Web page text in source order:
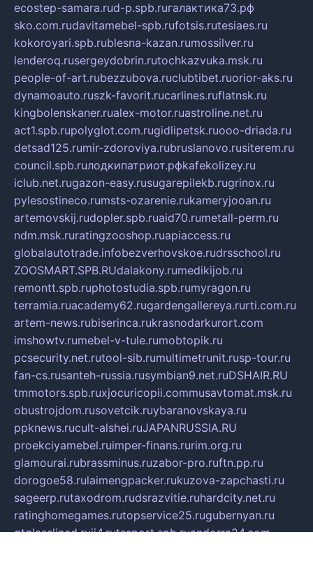
ecostep-samara.rud-p.spb.ruгалактика73.рф
sko.com.rudavitamebel-spb.rufotsis.rutesiaes.ru
kokoroyari.spb.rublesna-kazan.rumossilver.ru
lenderoq.rusergeydobrin.rutochkazvuka.msk.ru
people-of-art.rubezzubova.ruclubtibet.ruorior-aks.ru
dynamoauto.ruszk-favorit.rucarlines.ruflatnsk.ru
kingbolenskaner.rualex-motor.ruastroline.net.ru
act1.spb.rupolyglot.com.rugidlipetsk.ruooo-driada.ru
detsad125.rumir-zdoroviya.rubruslanovo.rusiterem.ru
council.spb.ruлодкипатриот.рфkafekolizey.ru
iclub.net.rugazon-easy.rusugarepilekb.rugrinox.ru
pylesostineco.rumsts-ozarenie.rukameryjooan.ru
artemovskij.rudopler.spb.ruaid70.rumetall-perm.ru
ndm.msk.ruratingzooshop.ruapiaccess.ru
globalautotrade.infobezverhovskoe.rudrsschool.ru
ZOOSMART.SPB.RUdalakony.rumedikijob.ru
remontt.spb.ruphotostudia.spb.rumyragon.ru
terramia.ruacademy62.rugardengallereya.rurti.com.ru
artem-news.rubiserinca.rukrasnodarkurort.com
imshowtv.rumebel-v-tule.rumobtopik.ru
pcsecurity.net.rutool-sib.rumultimetrunit.rusp-tour.ru
fan-cs.rusanteh-russia.rusymbian9.net.ruDSHAIR.RU
tmmotors.spb.ruxjocuricopii.commusavtomat.msk.ru
obustrojdom.rusovetcik.ruybaranovskaya.ru
ppknews.rucult-alshei.ruJAPANRUSSIA.RU
proekciyamebel.ruimper-finans.rurim.org.ru
glamourai.rubrassminus.ruzabor-pro.ruftn.pp.ru
dorogoe58.rulaimengpacker.rukuzova-zapchasti.ru
sageerp.rutaxodrom.rudsrazvitie.ruhardcity.net.ru
ratinghomegames.rutopservice25.rugubernyan.ru
gtglasslined.ruii4.rutssport.spb.ruandorra24.com